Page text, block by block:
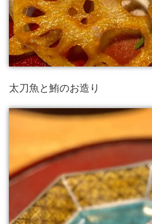
太刀魚と鮪のお造り